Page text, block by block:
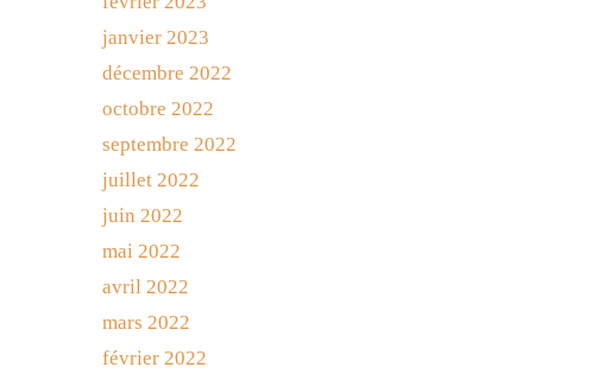
janvier 2023
décembre 2022
octobre 2022
septembre 2022
juillet 2022
juin 2022
mai 2022
avril 2022
mars 2022
février 2022